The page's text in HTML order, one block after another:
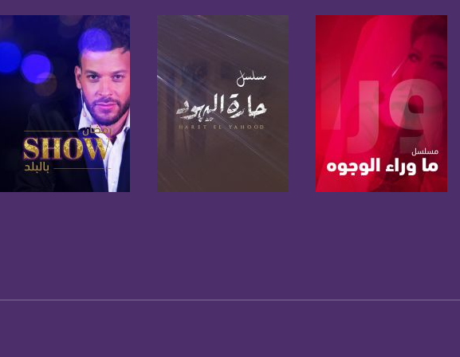
الموقع الالكتروني:
www.musawachannel.com
فيسبوك:
https://www.facebook.com/musawachannel
https://twitter.com/musawachannel
يوتيوب:
https://www.youtube.com/channel/UCwJbDUmIxc-JX8PX53ek2Zg/feed
غوغل+: